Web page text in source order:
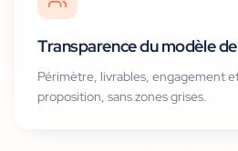
Transparence du modèle
Périmètre, livrables, engagement
proposition, sans zones grises.